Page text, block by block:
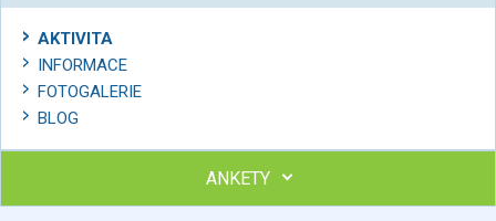
AKTIVITA
INFORMACE
FOTOGALERIE
BLOG
ANKETY